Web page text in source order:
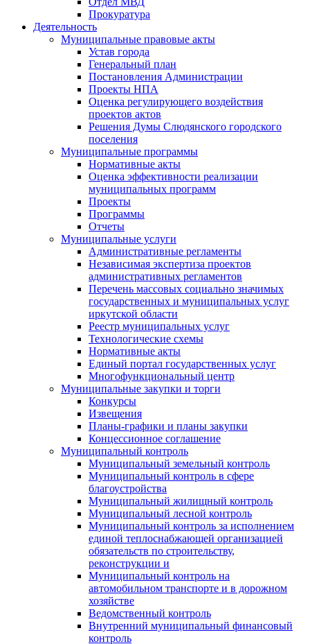
Прокуратура
Деятельность
Муниципальные правовые акты
Устав города
Генеральный план
Постановления Администрации
Проекты НПА
Оценка регулирующего воздействия
проектов актов
Решения Думы Слюдянского городского
поселения
Муниципальные программы
Нормативные акты
Оценка эффективности реализации
муниципальных программ
Проекты
Программы
Отчеты
Муниципальные услуги
Административные регламенты
Независимая экспертиза проектов
административных регламентов
Перечень массовых социально значимых
государственных и муниципальных услуг
иркутской области
Реестр муниципальных услуг
Технологические схемы
Нормативные акты
Единый портал государственных услуг
Многофункциональный центр
Муниципальные закупки и торги
Конкурсы
Извещения
Планы-графики и планы закупки
Концессионное соглашение
Муниципальный контроль
Муниципальный земельный контроль
Муниципальный контроль в сфере
благоустройства
Муниципальный жилищный контроль
Муниципальный лесной контроль
Муниципальный контроль за исполнением
единой теплоснабжающей организацией
обязательств по строительству,
реконструкции и
Муниципальный контроль на
автомобильном транспорте и в дорожном
хозяйстве
Ведомственный контроль
Внутренний муниципальный финансовый
контроль